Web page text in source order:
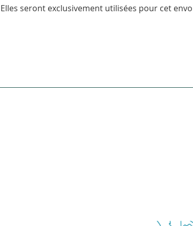
seront exclusivement utilisées pour cet